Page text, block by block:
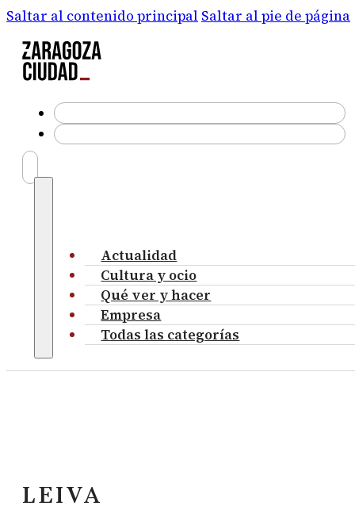
Saltar al contenido principal Saltar al pie de página
Actualidad
Cultura y ocio
Qué ver y hacer
Empresa
Todas las categorías
LEIVA